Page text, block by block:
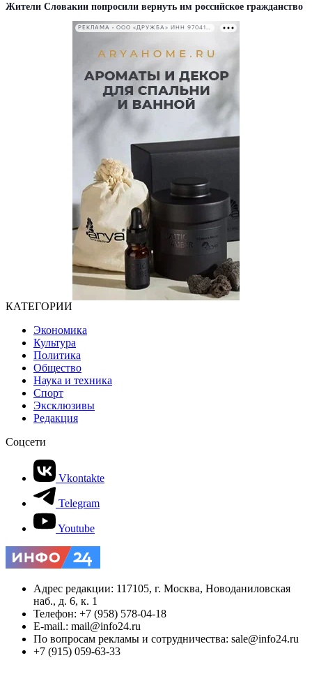
Жители Словакии попросили вернуть им российское гражданство
РЕКЛАМА • ООО «ДРУЖБА» ИНН 9704146411
КАТЕГОРИИ
Экономика
Культура
Политика
Общество
Наука и техника
Спорт
Эксклюзивы
Редакция
Соцсети
Vkontakte
Telegram
Youtube
Адрес редакции: 117105, г. Москва, Новоданиловская
наб., д. 6, к. 1
Телефон: +7 (958) 578-04-18
E-mail.: mail@info24.ru
По вопросам рекламы и сотрудничества: sale@info24.ru
+7 (915) 059-63-33